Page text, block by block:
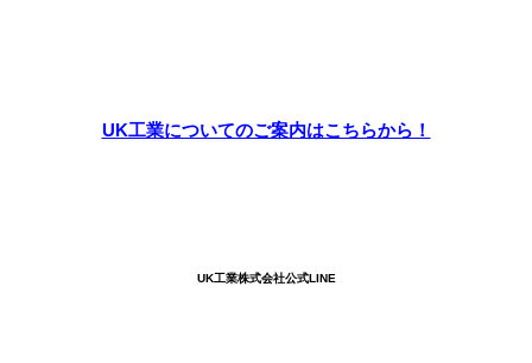
UK工業についてのご案内はこちらから！
UK工業株式会社公式LINE